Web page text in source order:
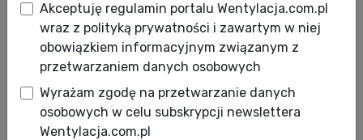
Kompaktowe centrale
wentylacyjne z pompą ciepła
Data publikacji: 17.08.2023
Akceptuję regulamin portalu Wentylacja.com.pl
wraz z polityką prywatności i zawartym w niej
obowiązkiem informacyjnym związanym z
przetwarzaniem danych osobowych
Wyrażam zgodę na przetwarzanie danych
osobowych w celu subskrypcji newslettera
Wentylacja.com.pl